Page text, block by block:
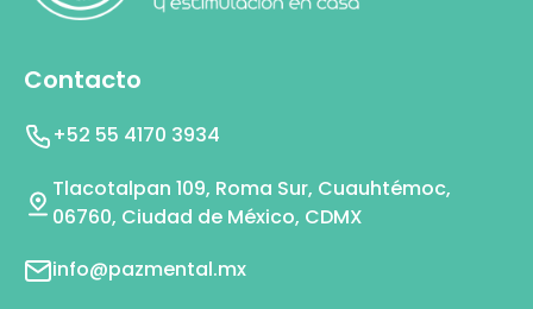
Contacto
+52 55 4170 3934
Tlacotalpan 109, Roma Sur, Cuauhtémoc,
06760, Ciudad de México, CDMX
info@pazmental.mx